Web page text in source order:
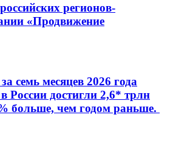
регионов-
«Продвижение
семь месяцев 2026 года
России достигли 2,6* трлн
больше, чем годом раньше.